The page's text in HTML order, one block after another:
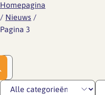
Homepagina
/ Nieuws /
Pagina 3